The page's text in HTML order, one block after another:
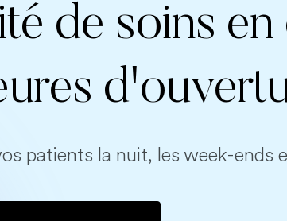
de soins en
patients la nuit, les week-ends